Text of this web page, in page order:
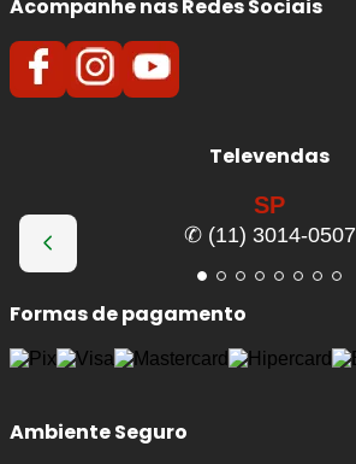
Acompanhe nas Redes Sociais
Televendas
SP
✆ (11) 3014-0507
Formas de pagamento
Ambiente Seguro